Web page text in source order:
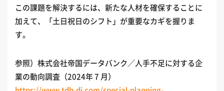
この課題を解決するには、新たな人材を確保することに
加えて、「土日祝日のシフト」が重要なカギを握りま
す。
参照）株式会社帝国データバンク／人手不足に対する企
業の動向調査（2024年 7 月）